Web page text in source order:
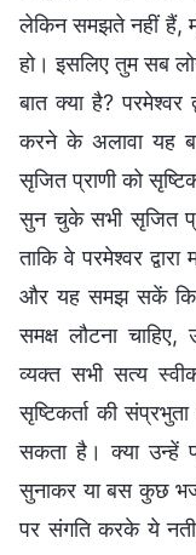
लेकिन समझते नहीं हैं,
हो। इसलिए तुम सब
बात क्या है? परमेश्वर
करने के अलावा यह
सृजित प्राणी को
सुन चुके सभी सृजित
ताकि वे परमेश्वर
और यह समझ सकें कि
समक्ष लौटना
व्यक्त सभी सत्य
सृष्टिकर्ता की
सकता है। क्या
सुनाकर या बस कुछ
पर संगति करके ये